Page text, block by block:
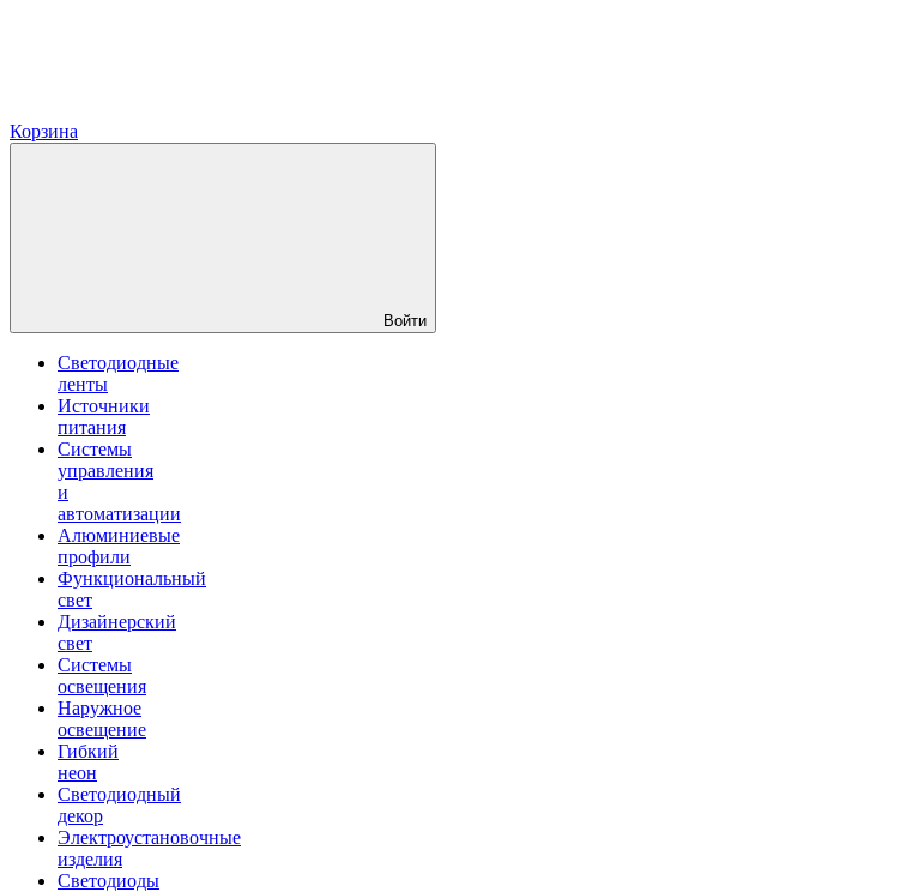
Корзина
Войти
Светодиодные
ленты
Источники
питания
Системы
управления
и
автоматизации
Алюминиевые
профили
Функциональный
свет
Дизайнерский
свет
Системы
освещения
Наружное
освещение
Гибкий
неон
Светодиодный
декор
Электроустановочные
изделия
Светодиоды